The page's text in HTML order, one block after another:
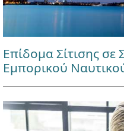
Επίδομα Σίτισης
Εμπορικού